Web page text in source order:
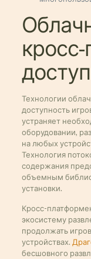
Технологии
доступность
устраняет
оборудовании,
на любых
Технология
содержания
объемным
установки.
Кросс-
экосистему
продолжать
устройствах.
бесшовного